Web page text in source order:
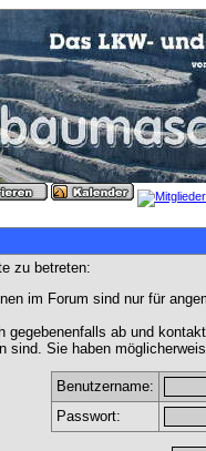
zu betreten:
im Forum sind nur für
ab und
Sie haben
Benutzername:
Passwort: